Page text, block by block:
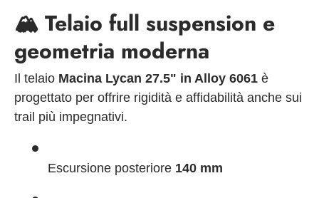
🏔️ Telaio full suspension e
geometria moderna
Il telaio Macina Lycan 27.5" in Alloy 6061 è
progettato per offrire rigidità e affidabilità anche sui
trail più impegnativi.
Escursione posteriore 140 mm